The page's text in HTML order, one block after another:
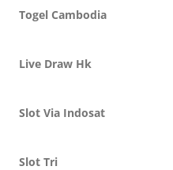
Togel Cambodia
Live Draw Hk
Slot Via Indosat
Slot Tri